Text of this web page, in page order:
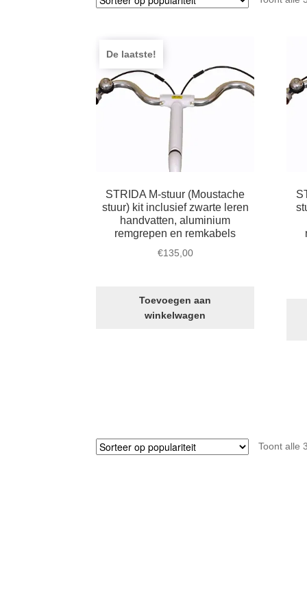
STRIDA M-stuur (Moustache
stuur) kit inclusief zwarte leren
handvatten, aluminium
remgrepen en remkabels
€135,00
De laatste!
Toevoegen aan
winkelwagen
Toont alle